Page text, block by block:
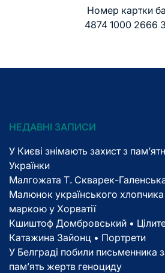
Номер картки
4874 1000 2666
НЕДАВНІ ЗАПИСИ
У Києві знімають захист з
Українки
Малгожата Т. Скварек-
Малюнок українського
маркою у Хорватії
Кшиштоф Домбровський •
Катажина Зайонц • Портрети
У Белграді побили письменника
пам’ять жертв геноциду